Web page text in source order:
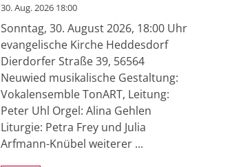
30. Aug. 2026 18:00
Sonntag, 30. August 2026, 18:00 Uhr
evangelische Kirche Heddesdorf
Dierdorfer Straße 39, 56564
Neuwied musikalische Gestaltung:
Vokalensemble TonART, Leitung:
Peter Uhl Orgel: Alina Gehlen
Liturgie: Petra Frey und Julia
Arfmann-Knübel weiterer ...